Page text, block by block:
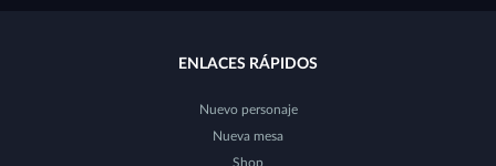
ENLACES RÁPIDOS
Nuevo personaje
Nueva mesa
Shop